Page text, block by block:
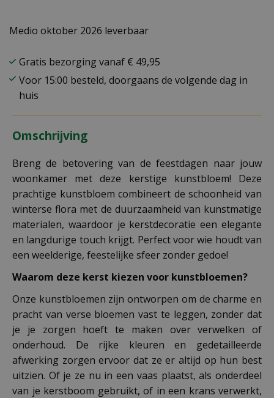
Medio oktober 2026 leverbaar
Gratis bezorging vanaf € 49,95
Voor 15:00 besteld, doorgaans de volgende dag in
huis
Omschrijving
Breng de betovering van de feestdagen naar jouw
woonkamer met deze kerstige kunstbloem! Deze
prachtige kunstbloem combineert de schoonheid van
winterse flora met de duurzaamheid van kunstmatige
materialen, waardoor je kerstdecoratie een elegante
en langdurige touch krijgt. Perfect voor wie houdt van
een weelderige, feestelijke sfeer zonder gedoe!
Waarom deze kerst kiezen voor kunstbloemen?
Onze kunstbloemen zijn ontworpen om de charme en
pracht van verse bloemen vast te leggen, zonder dat
je je zorgen hoeft te maken over verwelken of
onderhoud. De rijke kleuren en gedetailleerde
afwerking zorgen ervoor dat ze er altijd op hun best
uitzien. Of je ze nu in een vaas plaatst, als onderdeel
van je kerstboom gebruikt, of in een krans verwerkt,